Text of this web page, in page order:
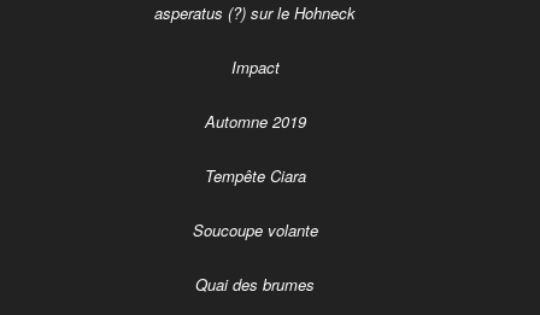
asperatus (?) sur le Hohneck
Impact
Automne 2019
Tempête Ciara
Soucoupe volante
Quai des brumes